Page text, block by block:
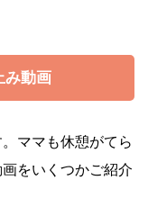
み動画
ママも休憩がてら
をいくつかご紹介